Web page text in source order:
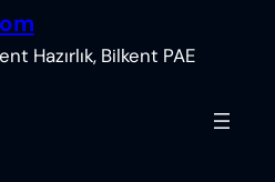
Hazırlık, Bilkent PAE